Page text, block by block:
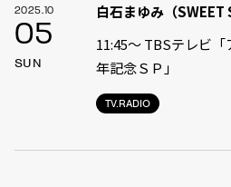
2025.10
05
SUN
TV.RADIO
白石まゆみ（SWEET
11:45〜 TBSテレビ
年記念ＳＰ」